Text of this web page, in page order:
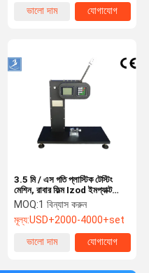
ভালো দাম
যোগাযোগ
3.5 মি / এস গতি প্লাস্টিক টেস্টিং
মেশিন, রাবার ফিল্ম Izod ইমপ্যাক্ট
টেস্টিং মেশিন
MOQ:1 বিন্যাস করুন
মূল্য:USD+2000-4000+set
ভালো দাম
যোগাযোগ